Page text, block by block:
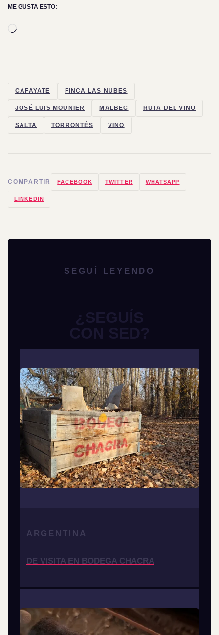
ME GUSTA ESTO:
Cargando...
CAFAYATE FINCA LAS NUBES
JOSÉ LUIS MOUNIER MALBEC RUTA DEL VINO
SALTA TORRONTÉS VINO
COMPARTIR FACEBOOK TWITTER WHATSAPP
LINKEDIN
SEGUÍ LEYENDO
¿SEGUÍS
CON SED?
ARGENTINA
DE VISITA EN BODEGA CHACRA